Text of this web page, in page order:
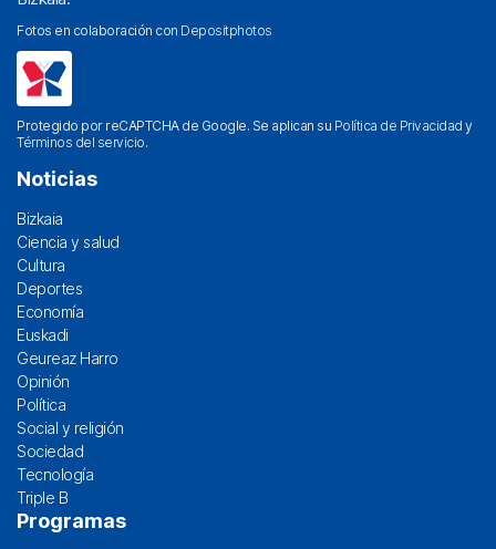
Fotos en colaboración con Depositphotos
Protegido por reCAPTCHA de Google. Se aplican su Política de Privacidad y
Términos del servicio.
Noticias
Bizkaia
Ciencia y salud
Cultura
Deportes
Economía
Euskadi
Geureaz Harro
Opinión
Política
Social y religión
Sociedad
Tecnología
Triple B
Programas